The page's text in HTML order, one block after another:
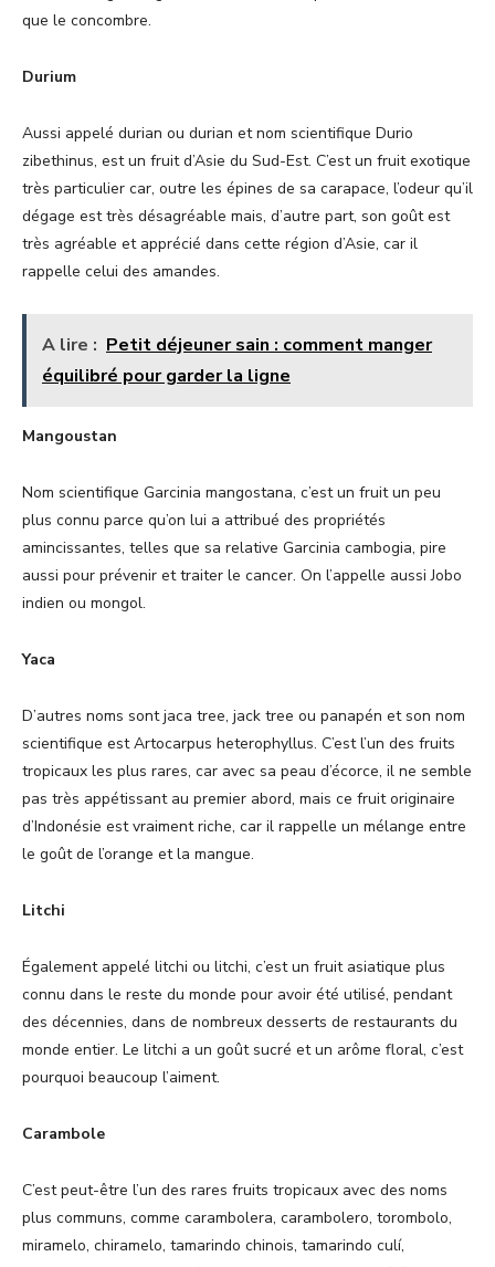
que le concombre.
Durium
Aussi appelé durian ou durian et nom scientifique Durio
zibethinus, est un fruit d’Asie du Sud-Est. C’est un fruit exotique
très particulier car, outre les épines de sa carapace, l’odeur qu’il
dégage est très désagréable mais, d’autre part, son goût est
très agréable et apprécié dans cette région d’Asie, car il
rappelle celui des amandes.
A lire : Petit déjeuner sain : comment manger
équilibré pour garder la ligne
Mangoustan
Nom scientifique Garcinia mangostana, c’est un fruit un peu
plus connu parce qu’on lui a attribué des propriétés
amincissantes, telles que sa relative Garcinia cambogia, pire
aussi pour prévenir et traiter le cancer. On l’appelle aussi Jobo
indien ou mongol.
Yaca
D’autres noms sont jaca tree, jack tree ou panapén et son nom
scientifique est Artocarpus heterophyllus. C’est l’un des fruits
tropicaux les plus rares, car avec sa peau d’écorce, il ne semble
pas très appétissant au premier abord, mais ce fruit originaire
d’Indonésie est vraiment riche, car il rappelle un mélange entre
le goût de l’orange et la mangue.
Litchi
Également appelé litchi ou litchi, c’est un fruit asiatique plus
connu dans le reste du monde pour avoir été utilisé, pendant
des décennies, dans de nombreux desserts de restaurants du
monde entier. Le litchi a un goût sucré et un arôme floral, c’est
pourquoi beaucoup l’aiment.
Carambole
C’est peut-être l’un des rares fruits tropicaux avec des noms
plus communs, comme carambolera, carambolero, torombolo,
miramelo, chiramelo, tamarindo chinois, tamarindo culí,